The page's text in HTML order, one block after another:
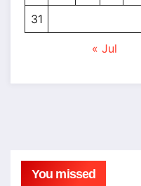
31
« Jul
You missed